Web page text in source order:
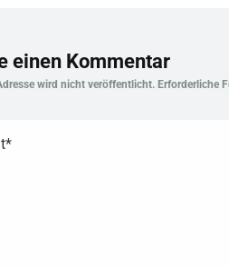
einen Kommentar
wird nicht veröffentlicht. Erforderliche